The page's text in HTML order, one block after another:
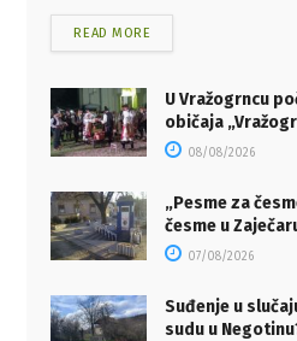
READ MORE
U Vražogrncu
običaja
08/08/2026
„Pesme za
česme u
07/08/2026
Suđenje u
sudu u